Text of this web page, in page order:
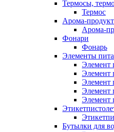
Термосы,
Термос
Арома-
Арома-
Фонари
Фонарь
Элементы
Элемент
Элемент
Элемент
Элемент
Элемент
Бутылки для